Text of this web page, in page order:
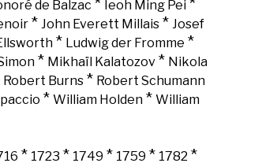
de Balzac * Ieoh Ming Pei*
* John Everett Millais * Josef
* Ludwig der Fromme *
* Mikhaïl Kalatozov * Nikola
Robert Burns * Robert Schumann
* William Holden * William
* 1723 * 1749 * 1759 * 1782 *